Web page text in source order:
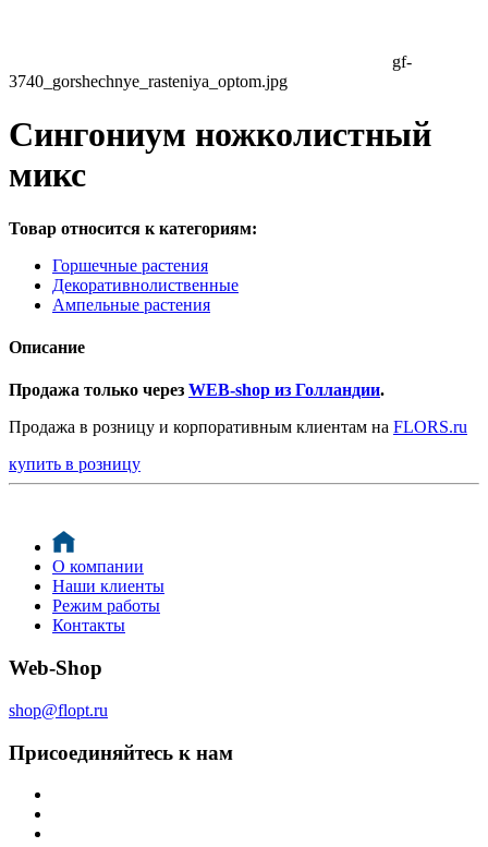
gf-
3740_gorshechnye_rasteniya_optom.jpg
Сингониум ножколистный
микс
Товар относится к категориям:
Горшечные растения
Декоративнолиственные
Ампельные растения
Описание
Продажа только через WEB-shop из Голландии.
Продажа в розницу и корпоративным клиентам на FLORS.ru
купить в розницу
О компании
Наши клиенты
Режим работы
Контакты
Web-Shop
shop@flopt.ru
Присоединяйтесь к нам